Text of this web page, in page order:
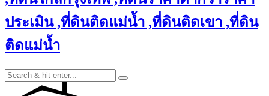
ประเมิน ,ที่ดินติดแม่น้ำ ,ที่ดินติดเขา ,ที่ดิน
ติดแม่น้ำ